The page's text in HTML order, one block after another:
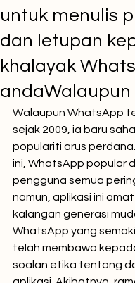
untuk menulis
dan letupan
khalayak
andaWalaupun
Walaupun WhatsApp
sejak 2009, ia baru
populariti arus
ini, WhatsApp popular
pengguna semua
namun, aplikasi ini
kalangan generasi
WhatsApp yang
telah membawa
soalan etika tentang